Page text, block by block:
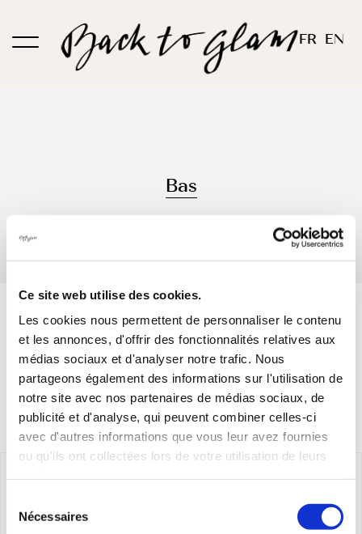
Ce site web utilise des cookies.
Les cookies nous permettent de personnaliser le contenu
et les annonces, d'offrir des fonctionnalités relatives aux
médias sociaux et d'analyser notre trafic. Nous
partageons également des informations sur l'utilisation de
notre site avec nos partenaires de médias sociaux, de
publicité et d'analyse, qui peuvent combiner celles-ci
avec d'autres informations que vous leur avez fournies
ou qu'ils ont collectées lors de votre utilisation de leurs
Nécessaires
au
FR EN
Bas
Trier parCommande par défaut
Montrer12 produits